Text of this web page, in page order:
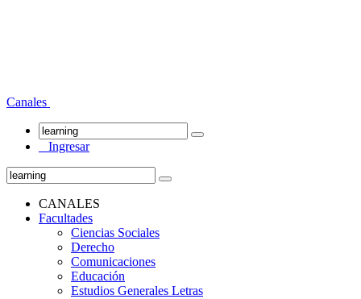
Canales
Ingresar
CANALES
Facultades
Ciencias Sociales
Derecho
Comunicaciones
Educación
Estudios Generales Letras